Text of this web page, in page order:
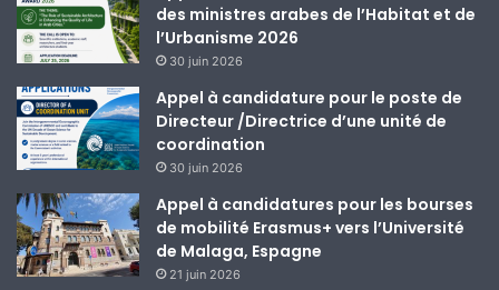
des ministres arabes de l’Habitat et de
l’Urbanisme 2026
30 juin 2026
Appel à candidature pour le poste de
Directeur /Directrice d’une unité de
coordination
30 juin 2026
Appel à candidatures pour les bourses
de mobilité Erasmus+ vers l’Université
de Malaga, Espagne
21 juin 2026